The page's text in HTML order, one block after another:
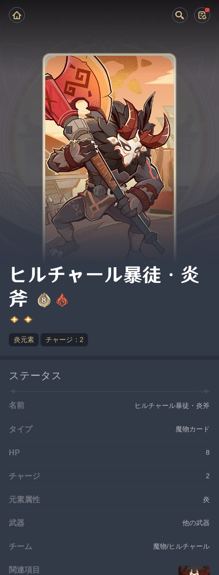
ヒルチャール暴徒・炎
斧
炎元素 チャージ：2
ステータス
名前 ヒルチャール暴徒・炎斧
タイプ 魔物カード
HP 8
チャージ 2
元素属性 炎
武器 他の武器
チーム 魔物/ヒルチャール
関連項目